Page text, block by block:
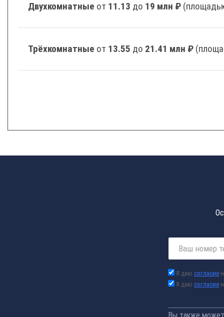
Двухкомнатные от 11.13 до 19 млн ₽
Трёхкомнатные от 13.55 до 21.41 млн ₽
Я даю согласие
Я даю согласие